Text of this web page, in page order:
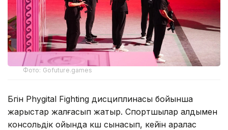
Фото: Gofuture.games
Бүгін Phygital Fighting дисциплинасы бойынша
жарыстар жалғасып жатыр. Спортшылар алдымен
консольдік ойында күш сынасып, кейін аралас